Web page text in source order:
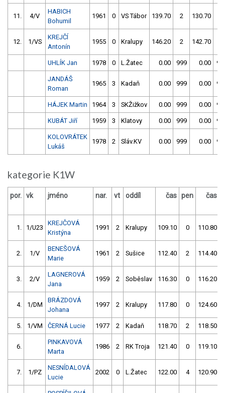
11. 4/V
HABICH
Bohumil
1961 0 VS Tábor 139.70 2 130.70
12. 1/VS
KREJČÍ
Antonín
1955 0 Kralupy 146.20 2 142.70
UHLÍK Jan 1978 0 L.Žatec 0.00 999 0.00
JANDÁŠ
Roman
1965 3 Kadaň 0.00 999 0.00
HÁJEK Martin 1964 3 SKŽižkov 0.00 999 0.00
KUBÁT Jiří 1959 3 Klatovy 0.00 999 0.00
KOLOVRÁTEK
Lukáš
1978 2 Sláv.KV 0.00 999 0.00
kategorie K1W
por. vk jméno nar. vt oddíl čas pen čas
1. 1/U23
KREJČOVÁ
Kristýna
1991 2 Kralupy 109.10 0 110.80
2. 1/V
BENEŠOVÁ
Marie
1961 2 Sušice 112.40 2 114.40
3. 2/V
LAGNEROVÁ
Jana
1959 2 Soběslav 116.30 0 116.20
4. 1/DM
BRÁZDOVÁ
Johana
1997 2 Kralupy 117.80 0 124.60
5. 1/VM ČERNÁ Lucie 1977 2 Kadaň 118.70 2 118.50
6.
PINKAVOVÁ
Marta
1986 2 RK Troja 121.40 0 119.10
7. 1/PZ
NESNÍDALOVÁ
Lucie
2002 0 L.Žatec 122.00 4 120.90